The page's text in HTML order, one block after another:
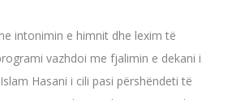
intonimin e himnit dhe lexim të
vazhdoi me fjalimin e dekani i
Hasani i cili pasi përshëndeti të